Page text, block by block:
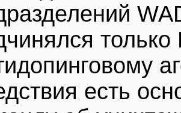
есть